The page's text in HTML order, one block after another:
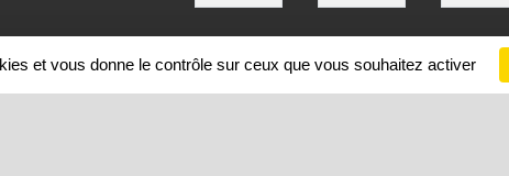
SPORTSREGIONS
et vous donne le contrôle sur ceux que vous souhaitez activer